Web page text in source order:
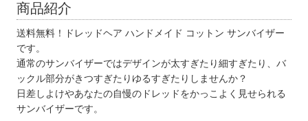
商品紹介
送料無料！ドレッドヘア ハンドメイド コットン サンバイザー
です。
通常のサンバイザーではデザインが太すぎたり細すぎたり、バ
ックル部分がきつすぎたりゆるすぎたりしませんか？
日差しよけやあなたの自慢のドレッドをかっこよく見せられる
サンバイザーです。